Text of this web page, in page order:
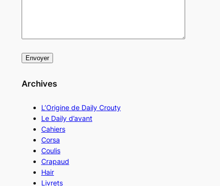
Archives
L’Origine de Daily Crouty
Le Daily d’avant
Cahiers
Corsa
Coulis
Crapaud
Hair
Livrets